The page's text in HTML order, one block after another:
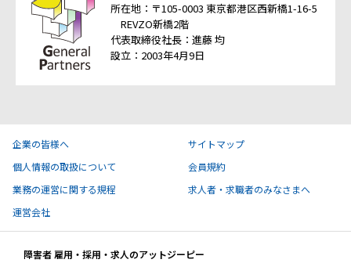
所在地：〒105-0003 東京都港区西新橋1-16-5
REVZO新橋2階
代表取締役社長：進藤 均
設立：2003年4月9日
企業の皆様へ
サイトマップ
個人情報の取扱について
会員規約
業務の運営に関する規程
求人者・求職者のみなさまへ
運営会社
障害者 雇用・採用・求人のアットジーピー